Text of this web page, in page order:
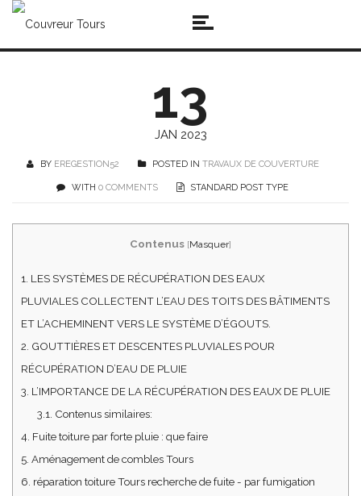
13
JAN 2023
BY EREGESTION52 POSTED IN TRAVAUX DE COUVERTURE
WITH 0 COMMENTS STANDARD POST TYPE
Contenus [Masquer]
1. LES SYSTÈMES DE RÉCUPÉRATION DES EAUX
PLUVIALES COLLECTENT L’EAU DES TOITS DES BÂTIMENTS
ET L’ACHEMINENT VERS LE SYSTÈME D’ÉGOUTS.
2. GOUTTIÈRES ET DESCENTES PLUVIALES POUR
RÉCUPÉRATION D’EAU DE PLUIE
3. L’IMPORTANCE DE LA RÉCUPÉRATION DES EAUX DE PLUIE
3.1. Contenus similaires:
4. Fuite toiture par forte pluie : que faire
5. Aménagement de combles Tours
6. réparation toiture Tours recherche de fuite - par fumigation